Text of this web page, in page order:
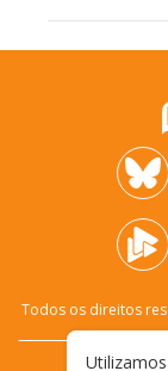
Todos os direitos